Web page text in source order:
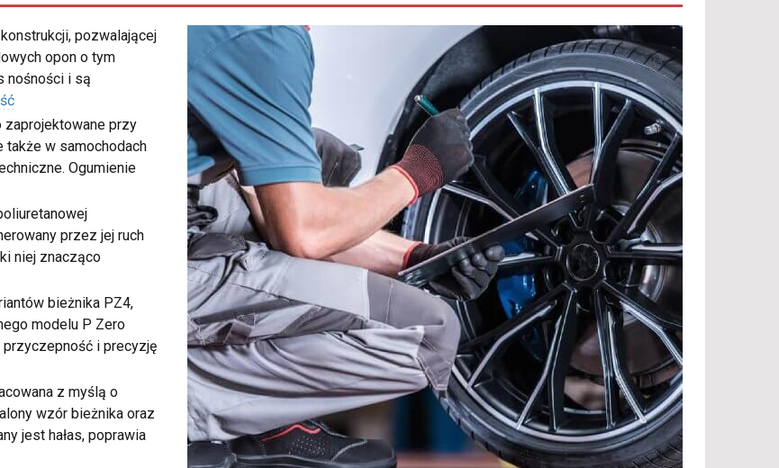
pozwalającej
opon o tym
nośności i są
zaprojektowane przy
także w samochodach
Ogumienie
przez jej ruch
niej znacząco
bieżnika PZ4,
modelu P Zero
i precyzję
z myślą o
wzór bieżnika oraz
jest hałas, poprawia